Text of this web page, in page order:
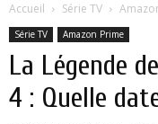
Accueil Série TV
Série TV Amazon Prime
La Légende
4 : Quelle